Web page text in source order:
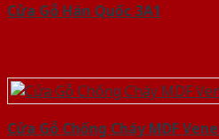
Cửa Gỗ Hàn Quốc 3A1
Cửa Gỗ Chống Cháy MDF